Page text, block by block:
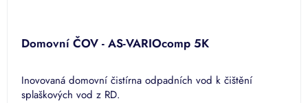
Domovní ČOV - AS-VARIOcomp 5K
Inovovaná domovní čistírna odpadních vod k čištění
splaškových vod z RD.